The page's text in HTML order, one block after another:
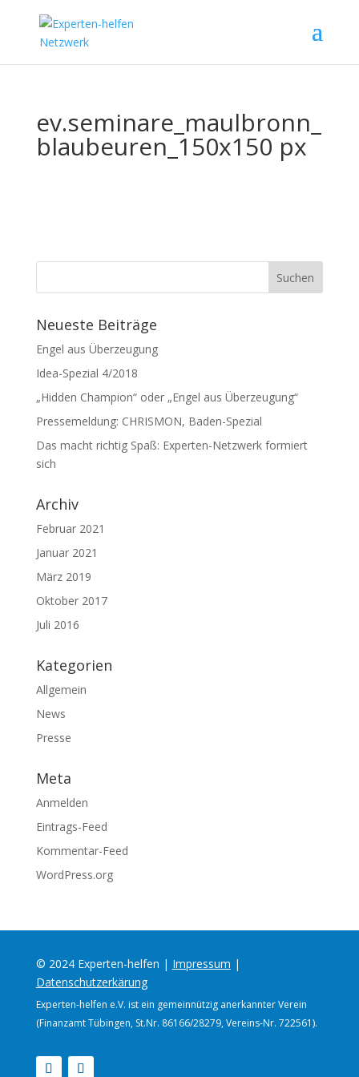
ev.seminare_maulbronn_
blaubeuren_150x150 px
Neueste Beiträge
Engel aus Überzeugung
Idea-Spezial 4/2018
„Hidden Champion“ oder „Engel aus Überzeugung“
Pressemeldung: CHRISMON, Baden-Spezial
Das macht richtig Spaß: Experten-Netzwerk formiert
sich
Archiv
Februar 2021
Januar 2021
März 2019
Oktober 2017
Juli 2016
Kategorien
Allgemein
News
Presse
Meta
Anmelden
Eintrags-Feed
Kommentar-Feed
WordPress.org
© 2024 Experten-helfen | Impressum |
Datenschutzerkärung
Experten-helfen e.V. ist ein gemeinnützig anerkannter Verein
(Finanzamt Tübingen, St.Nr. 86166/28279, Vereins-Nr. 722561).